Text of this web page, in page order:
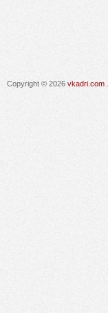
Copyright © 2026 vkadri.com